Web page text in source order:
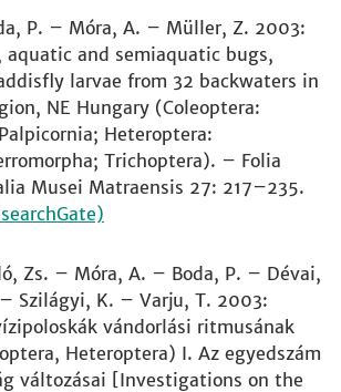
P. – Móra, A. – Müller, Z. 2003:
and semiaquatic bugs,
larvae from 32 backwaters in
NE Hungary (Coleoptera:
Heteroptera:
Trichoptera). – Folia
Musei Matraensis 27: 217–235.
Zs. – Móra, A. – Boda, P. – Dévai,
Szilágyi, K. – Varju, T. 2003:
vándorlási ritmusának
Heteroptera) I. Az egyedszám
változásai [Investigations on the